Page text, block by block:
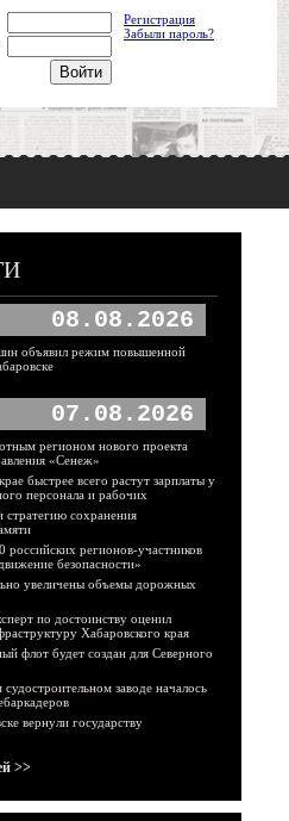
Регистрация
Забыли пароль?
08.08.2026
объявил режим повышенной
07.08.2026
регионом нового проекта
«Сенеж»
быстрее всего растут зарплаты у
персонала и рабочих
сохранения
российских регионов-участников
безопасности»
увеличены объемы дорожных
по достоинству оценил
Хабаровского края
флот будет создан для Северного
заводе началось
вернули государству
>>